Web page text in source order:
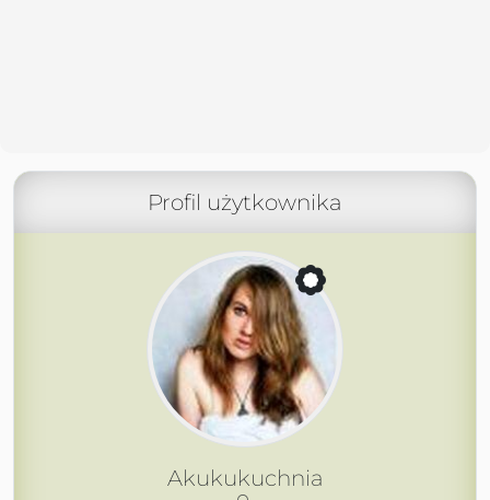
Profil użytkownika
Akukukuchnia